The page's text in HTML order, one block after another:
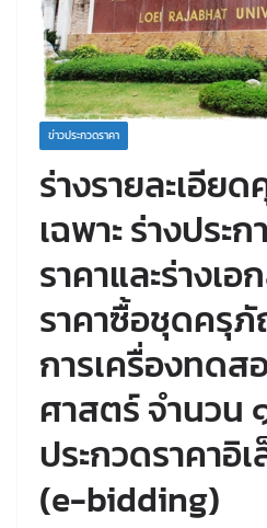
ข่าวประกวดราคา
ร่างรายละเอี
เฉพาะ ร่างประ
ราคาและร่างเอ
ราคาซื้อชุดครุ
การเครื่องทดส
ศาสตร์ จำนวน
ประกวดราคาอิ
(e-bidding)